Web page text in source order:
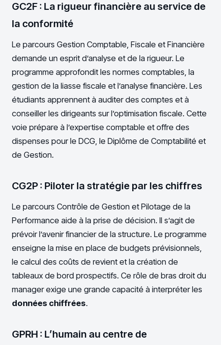
GC2F : La rigueur financière au service de
la conformité
Le parcours Gestion Comptable, Fiscale et Financière
demande un esprit d’analyse et de la rigueur. Le
programme approfondit les normes comptables, la
gestion de la liasse fiscale et l’analyse financière. Les
étudiants apprennent à auditer des comptes et à
conseiller les dirigeants sur l’optimisation fiscale. Cette
voie prépare à l’expertise comptable et offre des
dispenses pour le DCG, le Diplôme de Comptabilité et
de Gestion.
CG2P : Piloter la stratégie par les chiffres
Le parcours Contrôle de Gestion et Pilotage de la
Performance aide à la prise de décision. Il s’agit de
prévoir l’avenir financier de la structure. Le programme
enseigne la mise en place de budgets prévisionnels,
le calcul des coûts de revient et la création de
tableaux de bord prospectifs. Ce rôle de bras droit du
manager exige une grande capacité à interpréter les
données chiffrées.
GPRH : L’humain au centre de